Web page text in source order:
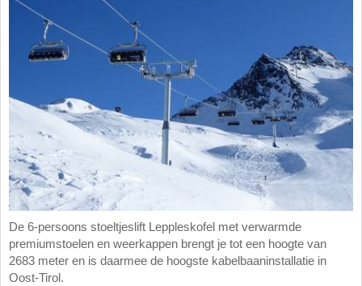
De 6-persoons stoeltjeslift Leppleskofel met verwarmde
premiumstoelen en weerkappen brengt je tot een hoogte van
2683 meter en is daarmee de hoogste kabelbaaninstallatie in
Oost-Tirol.